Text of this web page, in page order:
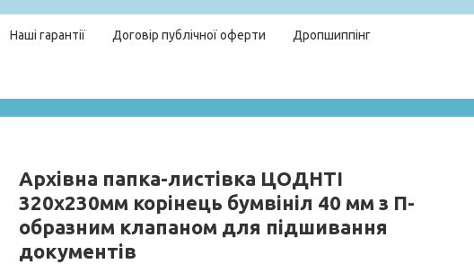
Наші гарантії Договір публічної оферти Дропшиппінг
Архівна папка-листівка ЦОДНТІ
320х230мм корінець бумвініл 40 мм з П-
образним клапаном для підшивання
документів